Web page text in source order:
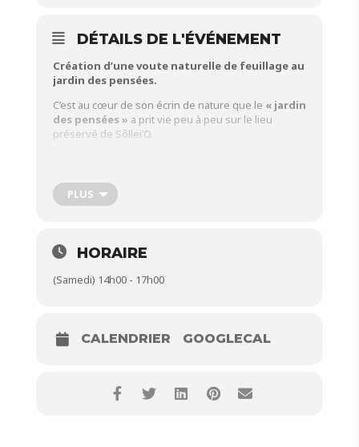
DÉTAILS DE L'ÉVÉNEMENT
Création d’une voute naturelle de feuillage au
jardin des pensées.
C’est au cœur de son écrin de nature que le « jardin
des pensées » a prit vie peu à peu sur le lieu
préservé de Sôllei’O.
ancrés en terre, comme deux gardiens de cet
espace.
Dans cet
calme, de
PLUS
HORAIRE
(Samedi) 14h00 - 17h00
CALENDRIER GOOGLECAL